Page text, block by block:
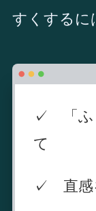
すくするに
✓ 「ふ
て
✓ 直感